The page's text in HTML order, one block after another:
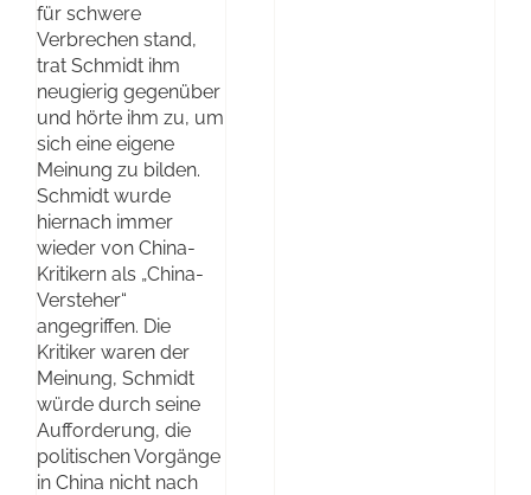
für schwere
Verbrechen stand,
trat Schmidt ihm
neugierig gegenüber
und hörte ihm zu, um
sich eine eigene
Meinung zu bilden.
Schmidt wurde
hiernach immer
wieder von China-
Kritikern als „China-
Versteher“
angegriffen. Die
Kritiker waren der
Meinung, Schmidt
würde durch seine
Aufforderung, die
politischen Vorgänge
in China nicht nach